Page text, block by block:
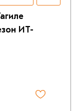
ИТ-